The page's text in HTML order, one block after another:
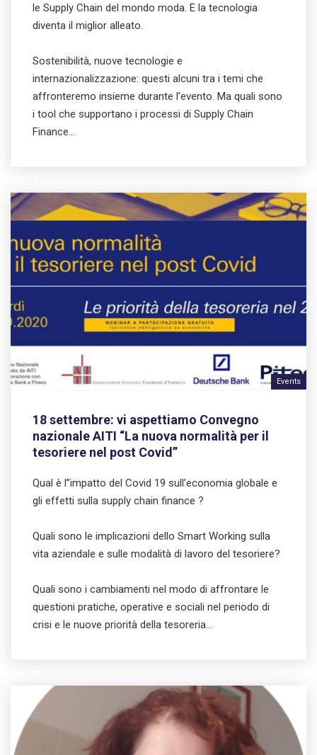
le Supply Chain del mondo moda. E la tecnologia
diventa il miglior alleato.
Sostenibilità, nuove tecnologie e
internazionalizzazione: questi alcuni tra i temi che
affronteremo insieme durante l’evento. Ma quali sono
i tool che supportano i processi di Supply Chain
Finance…
Events
18 settembre: vi aspettiamo Convegno
nazionale AITI “La nuova normalità per il
tesoriere nel post Covid”
Qual è l’’impatto del Covid 19 sull’economia globale e
gli effetti sulla supply chain finance ?
Quali sono le implicazioni dello Smart Working sulla
vita aziendale e sulle modalità di lavoro del tesoriere?
Quali sono i cambiamenti nel modo di affrontare le
questioni pratiche, operative e sociali nel periodo di
crisi e le nuove priorità della tesoreria…